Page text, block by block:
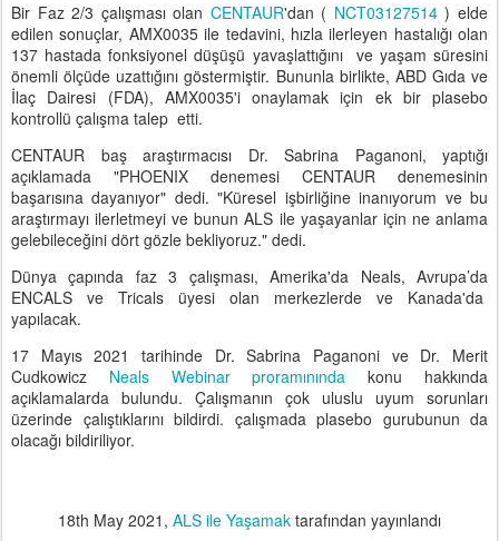
Bir Faz 2/3 çalışması olan CENTAUR'dan ( NCT03127514) elde
edilen sonuçlar, AMX0035 ile tedavini, hızla ilerleyen hastalığı olan
137 hastada fonksiyonel düşüşü yavaşlattığını ve yaşam süresini
önemli ölçüde uzattığını göstermiştir. Bununla birlikte, ABD Gıda ve
İlaç Dairesi (FDA), AMX0035'i onaylamak için ek bir plasebo
kontrollü çalışma talep etti.
CENTAUR baş araştırmacısı Dr. Sabrina Paganoni, yaptığı
açıklamada "PHOENIX denemesi CENTAUR denemesinin
başarısına dayanıyor" dedi. "Küresel işbirliğine inanıyorum ve bu
araştırmayı ilerletmeyi ve bunun ALS ile yaşayanlar için ne anlama
gelebileceğini dört gözle bekliyoruz." dedi.
Dünya çapında faz 3 çalışması, Amerika'da Neals, Avrupa’da
ENCALS ve Tricals üyesi olan merkezlerde ve Kanada'da
yapılacak.
17 Mayıs 2021 tarihinde Dr. Sabrina Paganoni ve Dr. Merit
Cudkowicz Neals Webinar proramınında konu hakkında
açıklamalarda bulundu. Çalışmanın çok uluslu uyum sorunları
üzerinde çalıştıklarını bildirdi. çalışmada plasebo gurubunun da
olacağı bildiriliyor.
18th May 2021 , ALS ile Yaşamak tarafından yayınlandı